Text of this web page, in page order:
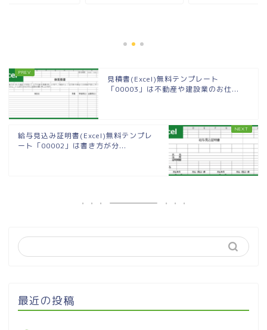
見積書(Excel)無料テンプレート
「00003」は不動産や建設業のお仕...
給与見込み証明書(Excel)無料テンプレ
ート「00002」は書き方が分...
最近の投稿